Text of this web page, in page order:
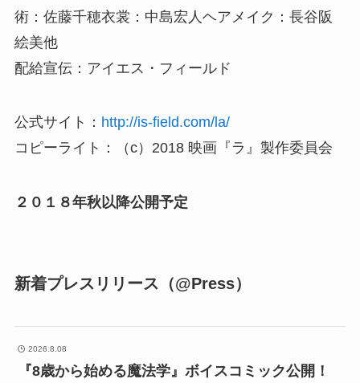
術：佐藤千穂衣裳：中島宏人ヘアメイク：長谷阪
絵美他
配給宣伝：アイエス・フィールド
公式サイト： http://is-field.com/la/
コピーライト：（c）2018 映画『ラ』製作委員会
２０１８年秋以降公開予定
新着プレスリリース（@Press）
2026.8.08
『8歳から始める魔法学』ボイスコミック公開！